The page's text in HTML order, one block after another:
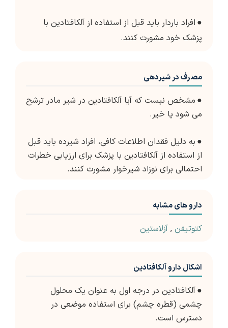
● افراد باردار باید قبل از استفاده از آلکافتادین با
پزشک خود مشورت کنند.
مصرف در شیردهی
● مشخص نیست که آیا آلکافتادین در شیر مادر ترشح
می شود یا خیر.
● به دلیل فقدان اطلاعات کافی، افراد شیرده باید قبل
از استفاده از آلکافتادین با پزشک برای ارزیابی خطرات
احتمالی برای نوزاد شیرخوار مشورت کنند.
دارو های مشابه
کتوتیفن , آزلاستین
اشکال دارو آلکافتادین
●آلکافتادین در درجه اول به عنوان یک محلول
چشمی (قطره چشم) برای استفاده موضعی در
دسترس است.